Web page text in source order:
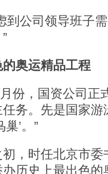
公司领导班子需
奥运精品工程
，国资公司正
务。先是国家
’。”
时任北京市委
历史上最出色的